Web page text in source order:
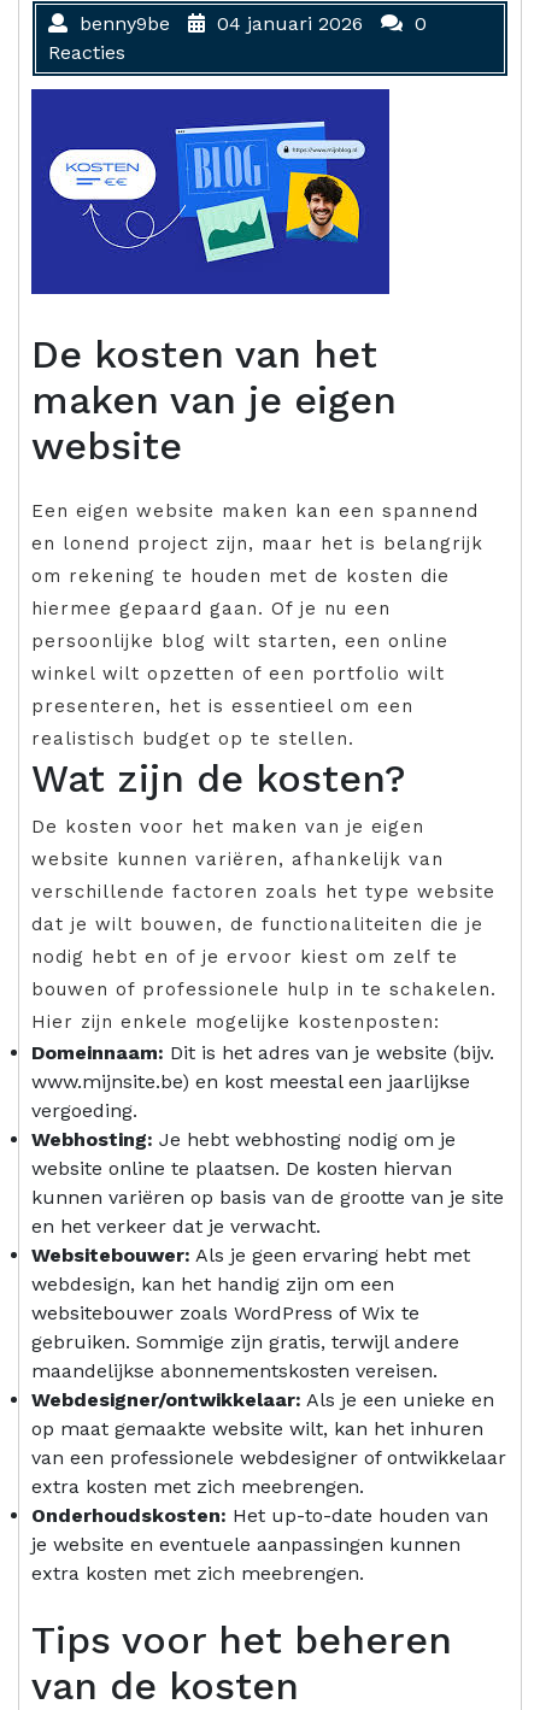
benny9be 04 januari 2026
0
Reacties
De kosten van het
maken van je eigen
website
Een eigen website maken kan een spannend
en lonend project zijn, maar het is belangrijk
om rekening te houden met de kosten die
hiermee gepaard gaan. Of je nu een
persoonlijke blog wilt starten, een online
winkel wilt opzetten of een portfolio wilt
presenteren, het is essentieel om een
realistisch budget op te stellen.
Wat zijn de kosten?
De kosten voor het maken van je eigen
website kunnen variëren, afhankelijk van
verschillende factoren zoals het type website
dat je wilt bouwen, de functionaliteiten die je
nodig hebt en of je ervoor kiest om zelf te
bouwen of professionele hulp in te schakelen.
Hier zijn enkele mogelijke kostenposten:
Domeinnaam: Dit is het adres van je website (bijv.
www.mijnsite.be) en kost meestal een jaarlijkse
vergoeding.
Webhosting: Je hebt webhosting nodig om je
website online te plaatsen. De kosten hiervan
kunnen variëren op basis van de grootte van je site
en het verkeer dat je verwacht.
Websitebouwer: Als je geen ervaring hebt met
webdesign, kan het handig zijn om een
websitebouwer zoals WordPress of Wix te
gebruiken. Sommige zijn gratis, terwijl andere
maandelijkse abonnementskosten vereisen.
Webdesigner/ontwikkelaar: Als je een unieke en
op maat gemaakte website wilt, kan het inhuren
van een professionele webdesigner of ontwikkelaar
extra kosten met zich meebrengen.
Onderhoudskosten: Het up-to-date houden van
je website en eventuele aanpassingen kunnen
extra kosten met zich meebrengen.
Tips voor het beheren
van de kosten